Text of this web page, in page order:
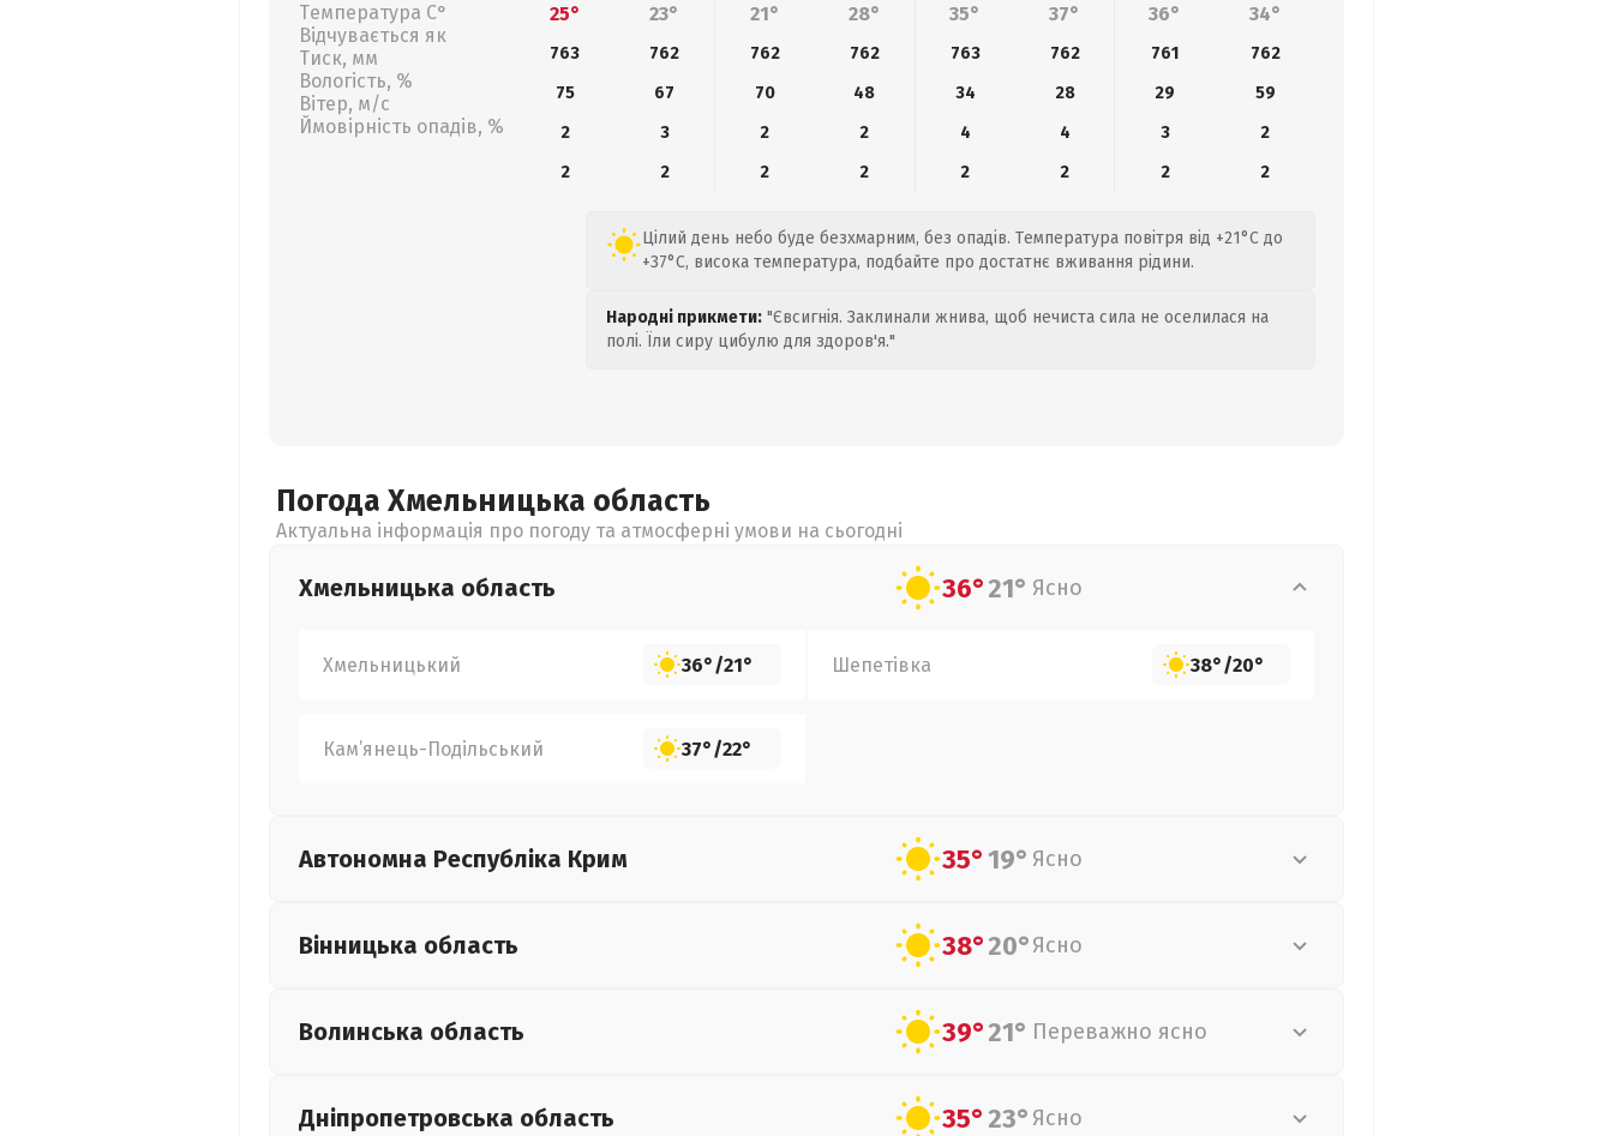
Температура С°
Відчувається як
Тиск, мм
Вологість, %
Вітер, м/с
Ймовірність опадів, %
25°
23° 21° 28° 35° 37° 36° 34°
763 762 762 762 763 762 761
762
75
67 70 48 34 28 29
59
2
3 2 2 4 4 3
2
2
2 2 2 2 2 2 2
Цілий день небо буде безхмарним, без опадів. Температура повітря від +21°C до
+37°C, висока температура, подбайте про достатнє вживання рідини.
Народні прикмети: "Євсигнія. Заклинали жнива, щоб нечиста сила не оселилася на
полі. Їли сиру цибулю для здоров'я."
Погода Хмельницька область
Актуальна інформація про погоду та атмосферні умови на сьогодні
Хмельницька область 36°21° Ясно
Хмельницький 36°/21° Шепетівка 38°/20°
Кам’янець-Подільський 37°/22°
Автономна Республіка Крим 35°19° Ясно
Вінницька область 38°20°Ясно
Волинська область 39°21° Переважно ясно
Дніпропетровська область 35°23° Ясно